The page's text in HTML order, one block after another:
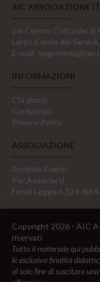
AIC ASSOCIAZIONE
c/o Centro Culturale di
Largo Corsia dei Servi
E-mail:
INFORMAZIONI
Chi siamo
Contattaci
Privacy Policy
ASSOCIAZIONE
Archivio Eventi
Per Associarsi
Fondi Legge n.124 del
Copyright 2026 - AIC
riservati
Tutto il materiale qui
le esclusive finalità
al solo fine di suscitare